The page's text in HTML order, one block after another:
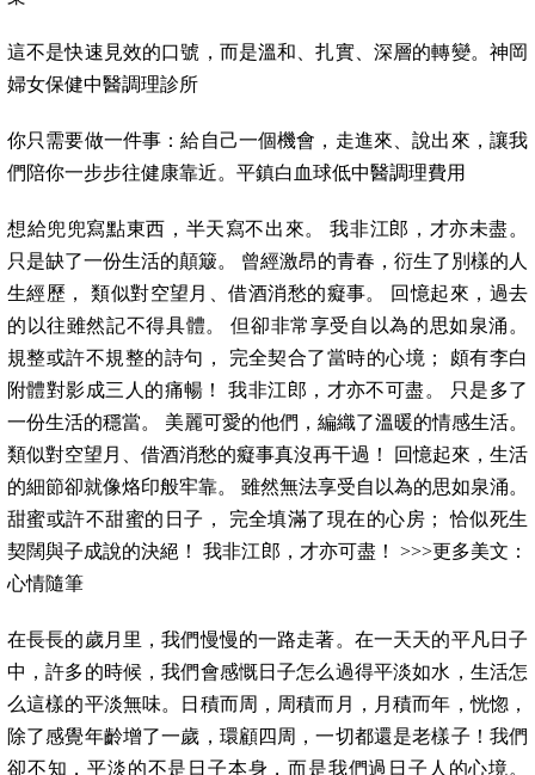
這不是快速見效的口號，而是溫和、扎實、深層的轉變。神岡
婦女保健中醫調理診所
你只需要做一件事：給自己一個機會，走進來、說出來，讓我
們陪你一步步往健康靠近。平鎮白血球低中醫調理費用
想給兜兜寫點東西，半天寫不出來。 我非江郎，才亦未盡。
只是缺了一份生活的顛簸。 曾經激昂的青春，衍生了別樣的人
生經歷， 類似對空望月、借酒消愁的癡事。 回憶起來，過去
的以往雖然記不得具體。 但卻非常享受自以為的思如泉涌。
規整或許不規整的詩句， 完全契合了當時的心境； 頗有李白
附體對影成三人的痛暢！ 我非江郎，才亦不可盡。 只是多了
一份生活的穩當。 美麗可愛的他們，編織了溫暖的情感生活。
類似對空望月、借酒消愁的癡事真沒再干過！ 回憶起來，生活
的細節卻就像烙印般牢靠。 雖然無法享受自以為的思如泉涌。
甜蜜或許不甜蜜的日子， 完全填滿了現在的心房； 恰似死生
契闊與子成說的決絕！ 我非江郎，才亦可盡！ >>>更多美文：
心情隨筆
在長長的歲月里，我們慢慢的一路走著。在一天天的平凡日子
中，許多的時候，我們會感慨日子怎么過得平淡如水，生活怎
么這樣的平淡無味。日積而周，周積而月，月積而年，恍惚，
除了感覺年齡增了一歲，環顧四周，一切都還是老樣子！我們
卻不知，平淡的不是日子本身，而是我們過日子人的心境。